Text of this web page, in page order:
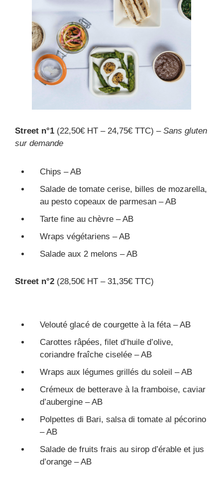
Street n°1 (22,50€ HT – 24,75€ TTC) – Sans gluten
sur demande
Chips – AB
Salade de tomate cerise, billes de mozarella,
au pesto copeaux de parmesan – AB
Tarte fine au chèvre – AB
Wraps végétariens – AB
Salade aux 2 melons – AB
Street n°2 (28,50€ HT – 31,35€ TTC)
Velouté glacé de courgette à la féta – AB
Carottes râpées, filet d’huile d’olive,
coriandre fraîche ciselée – AB
Wraps aux légumes grillés du soleil – AB
Crémeux de betterave à la framboise, caviar
d’aubergine – AB
Polpettes di Bari, salsa di tomate al pécorino
– AB
Salade de fruits frais au sirop d’érable et jus
d’orange – AB